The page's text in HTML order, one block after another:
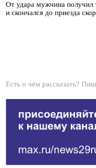
От удара мужчина
и скончался до приезда
Есть о чём рассказать?